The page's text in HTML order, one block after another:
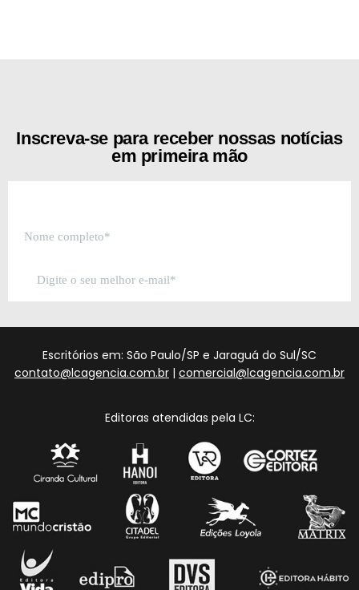
Inscreva-se para receber nossas notícias
em primeira mão
Escritórios em: São Paulo/SP e Jaraguá do Sul/SC
contato@lcagencia.com.br | comercial@lcagencia.com.br
Editoras atendidas pela LC: